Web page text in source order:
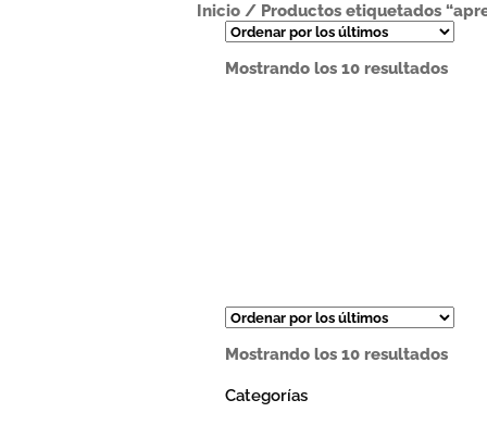
Inicio/ Productos etiquetados
Mostrando los 10 resultados
Mostrando los 10 resultados
Categorías